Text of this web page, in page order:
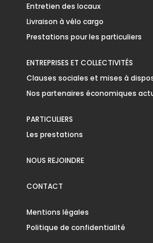
Entretien des locaux
Livraison à vélo cargo
Prestations pour les particuliers
ENTREPRISES ET COLLECTIVITÉS
Clauses sociales et mises à
Nos partenaires économiques
PARTICULIERS
Les prestations
NOUS REJOINDRE
CONTACT
Mentions légales
Politique de confidentialité